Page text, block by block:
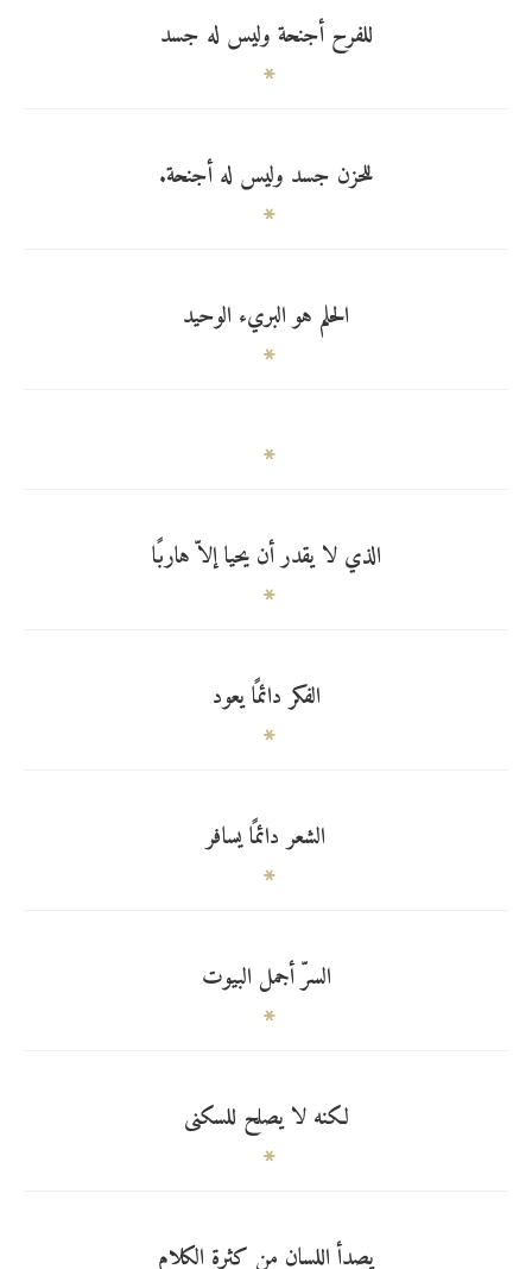
للفرح أجنحة وليس له جسد
للحزن جسد وليس له أجنحة.
الحلم هو البريء الوحيد
الذي لا يقدر أن يحيا إلاّ هاربًا
الفكر دائمًا يعود
الشعر دائمًا يسافر
السرّ أجمل البيوت
لكنه لا يصلح للسكنى
يصدأ اللسان من كثرة الكلام